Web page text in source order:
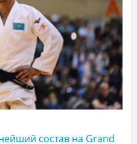
состав на Grand